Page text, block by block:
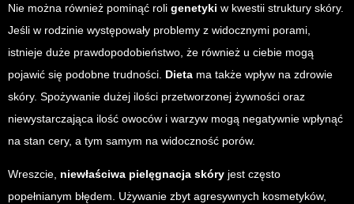
Nie można również pominąć roli genetyki w kwestii struktury skóry.
Jeśli w rodzinie występowały problemy z widocznymi porami,
istnieje duże prawdopodobieństwo, że również u ciebie mogą
pojawić się podobne trudności. Dieta ma także wpływ na zdrowie
skóry. Spożywanie dużej ilości przetworzonej żywności oraz
niewystarczająca ilość owoców i warzyw mogą negatywnie wpłynąć
na stan cery, a tym samym na widoczność porów.
Wreszcie, niewłaściwa pielęgnacja skóry jest często
popełnianym błędem. Używanie zbyt agresywnych kosmetyków,